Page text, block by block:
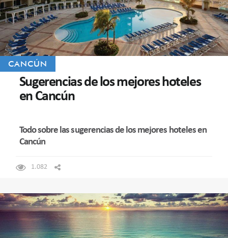
CANCÚN
Sugerencias de los mejores hoteles
en Cancún
Todo sobre las sugerencias de los mejores hoteles en
Cancún
1.082